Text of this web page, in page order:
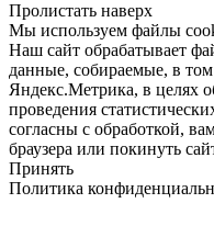
Пролистать наверх
Мы используем файлы
Наш сайт обрабатывает
данные, собираемые, в
Яндекс.Метрика, в целях
проведения
согласны с обработкой,
браузера или покинуть
Принять
Политика